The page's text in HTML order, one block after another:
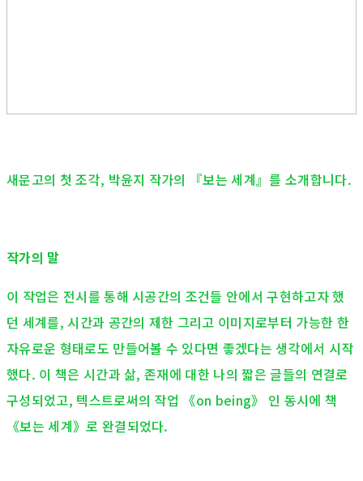
새문고의 첫 조각, 박윤지 작가의 『보는 세계』를 소개합니다.
작가의 말
이 작업은 전시를 통해 시공간의 조건들 안에서 구현하고자 했
던 세계를, 시간과 공간의 제한 그리고 이미지로부터 가능한 한
자유로운 형태로도 만들어볼 수 있다면 좋겠다는 생각에서 시작
했다. 이 책은 시간과 삶, 존재에 대한 나의 짧은 글들의 연결로
구성되었고, 텍스트로써의 작업 《on being》 인 동시에 책
《보는 세계》로 완결되었다.